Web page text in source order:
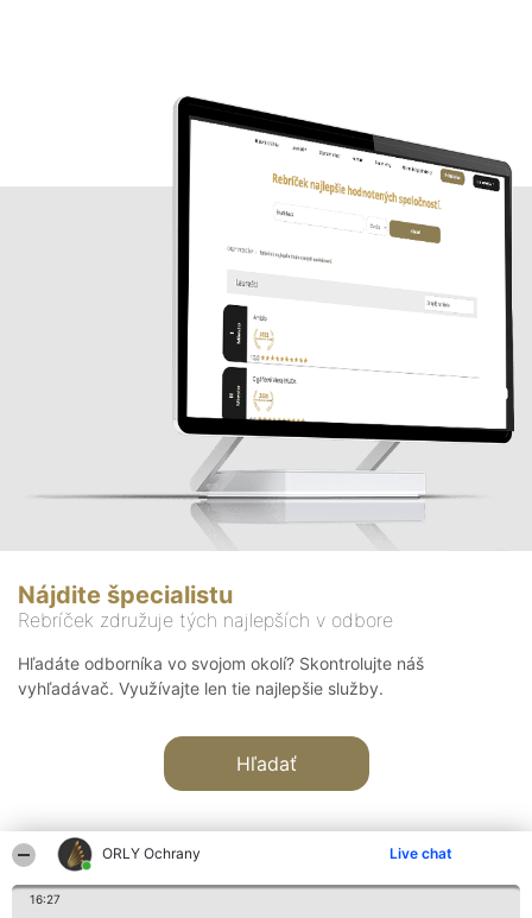
ORLY Ochrany Live chat
16:27
Nájdite špecialistu
Rebríček združuje tých najlepších v odbore
Hľadáte odborníka vo svojom okolí? Skontrolujte náš
vyhľadávač. Využívajte len tie najlepšie služby.
Hľadať